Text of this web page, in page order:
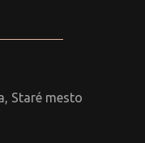
Staré mesto